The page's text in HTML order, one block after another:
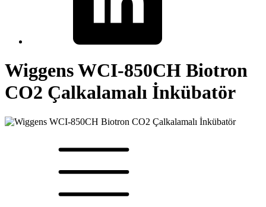
Wiggens WCI-850CH Biotron
CO2 Çalkalamalı İnkübatör